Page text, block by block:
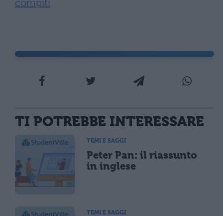
compiti
TI POTREBBE INTERESSARE
TEMI E SAGGI
Peter Pan: il riassunto
in inglese
TEMI E SAGGI